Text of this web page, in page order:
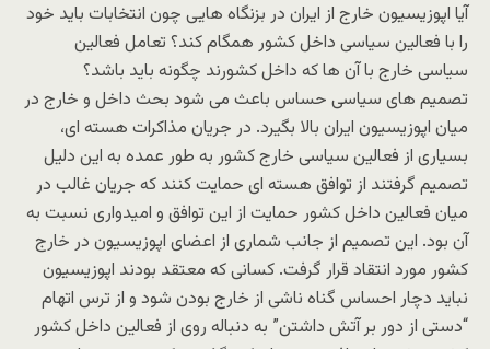
آیا اپوزیسیون خارج از ایران در بزنگاه هایی چون انتخابات باید خود
را با فعالین سیاسی داخل کشور همگام کند؟ تعامل فعالین
سیاسی خارج با آن ها که داخل کشورند چگونه باید باشد؟
تصمیم های سیاسی حساس باعث می شود بحث داخل و خارج در
میان اپوزیسیون ایران بالا بگیرد. در جریان مذاکرات هسته ای،
بسیاری از فعالین سیاسی خارج کشور به طور عمده به این دلیل
تصمیم گرفتند از توافق هسته ای حمایت کنند که جریان غالب در
میان فعالین داخل کشور حمایت از این توافق و امیدواری نسبت به
آن بود. این تصمیم از جانب شماری از اعضای اپوزیسیون در خارج
کشور مورد انتقاد قرار گرفت. کسانی که معتقد بودند اپوزیسیون
نباید دچار احساس گناه ناشی از خارج بودن شود و از ترس اتهام
“دستی از دور بر آتش داشتن” به دنباله روی از فعالین داخل کشور